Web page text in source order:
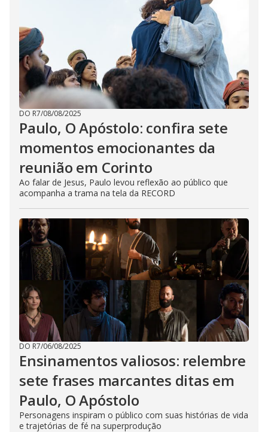
DO R7/08/08/2025
Paulo, O Apóstolo: confira sete
momentos emocionantes da
reunião em Corinto
Ao falar de Jesus, Paulo levou reflexão ao público que
acompanha a trama na tela da RECORD
DO R7/06/08/2025
Ensinamentos valiosos: relembre
sete frases marcantes ditas em
Paulo, O Apóstolo
Personagens inspiram o público com suas histórias de vida
e trajetórias de fé na superprodução